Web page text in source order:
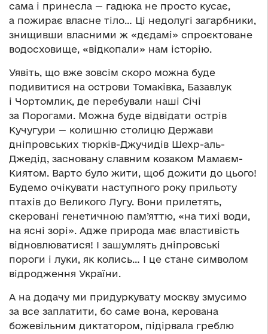
сама і принесла — гадюка не просто кусає,
а пожирає власне тіло… Ці недолугі загарбники,
знищивши власними ж «дєдамі» спроєктоване
водосховище, «відкопали» нам історію.
Уявіть, що вже зовсім скоро можна буде
подивитися на острови Томаківка, Базавлук
і Чортомлик, де перебували наші Січі
за Порогами. Можна буде відвідати острів
Кучугури — колишню столицю Держави
дніпровських тюрків-Джучидів Шехр-аль-
Джедід, засновану славним козаком Мамаєм-
Киятом. Варто було жити, щоб дожити до цього!
Будемо очікувати наступного року прильоту
птахів до Великого Лугу. Вони прилетять,
скеровані генетичною пам’яттю, «на тихі води,
на ясні зорі». Адже природа має властивість
відновлюватися! І зашумлять дніпровські
пороги і луки, як колись… І це стане символом
відродження України.
А на додачу ми придуркувату москву змусимо
за все заплатити, бо саме вона, керована
божевільним диктатором, підірвала греблю